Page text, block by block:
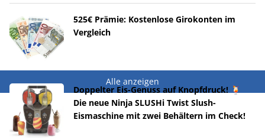
525€ Prämie: Kostenlose Girokonten im
Vergleich
Alle anzeigen
Doppelter Eis-Genuss auf Knopfdruck! 🍹
Die neue Ninja SLUSHi Twist Slush-
Eismaschine mit zwei Behältern im Check!